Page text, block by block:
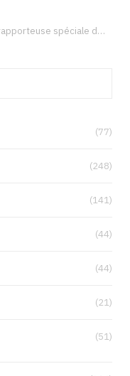
Francesca Albanese, rapporteuse spéciale de l’ONU sur les territoires palestiniens occupés, était à Tunis pour…
(77)
(248)
(141)
(44)
(44)
(21)
(51)